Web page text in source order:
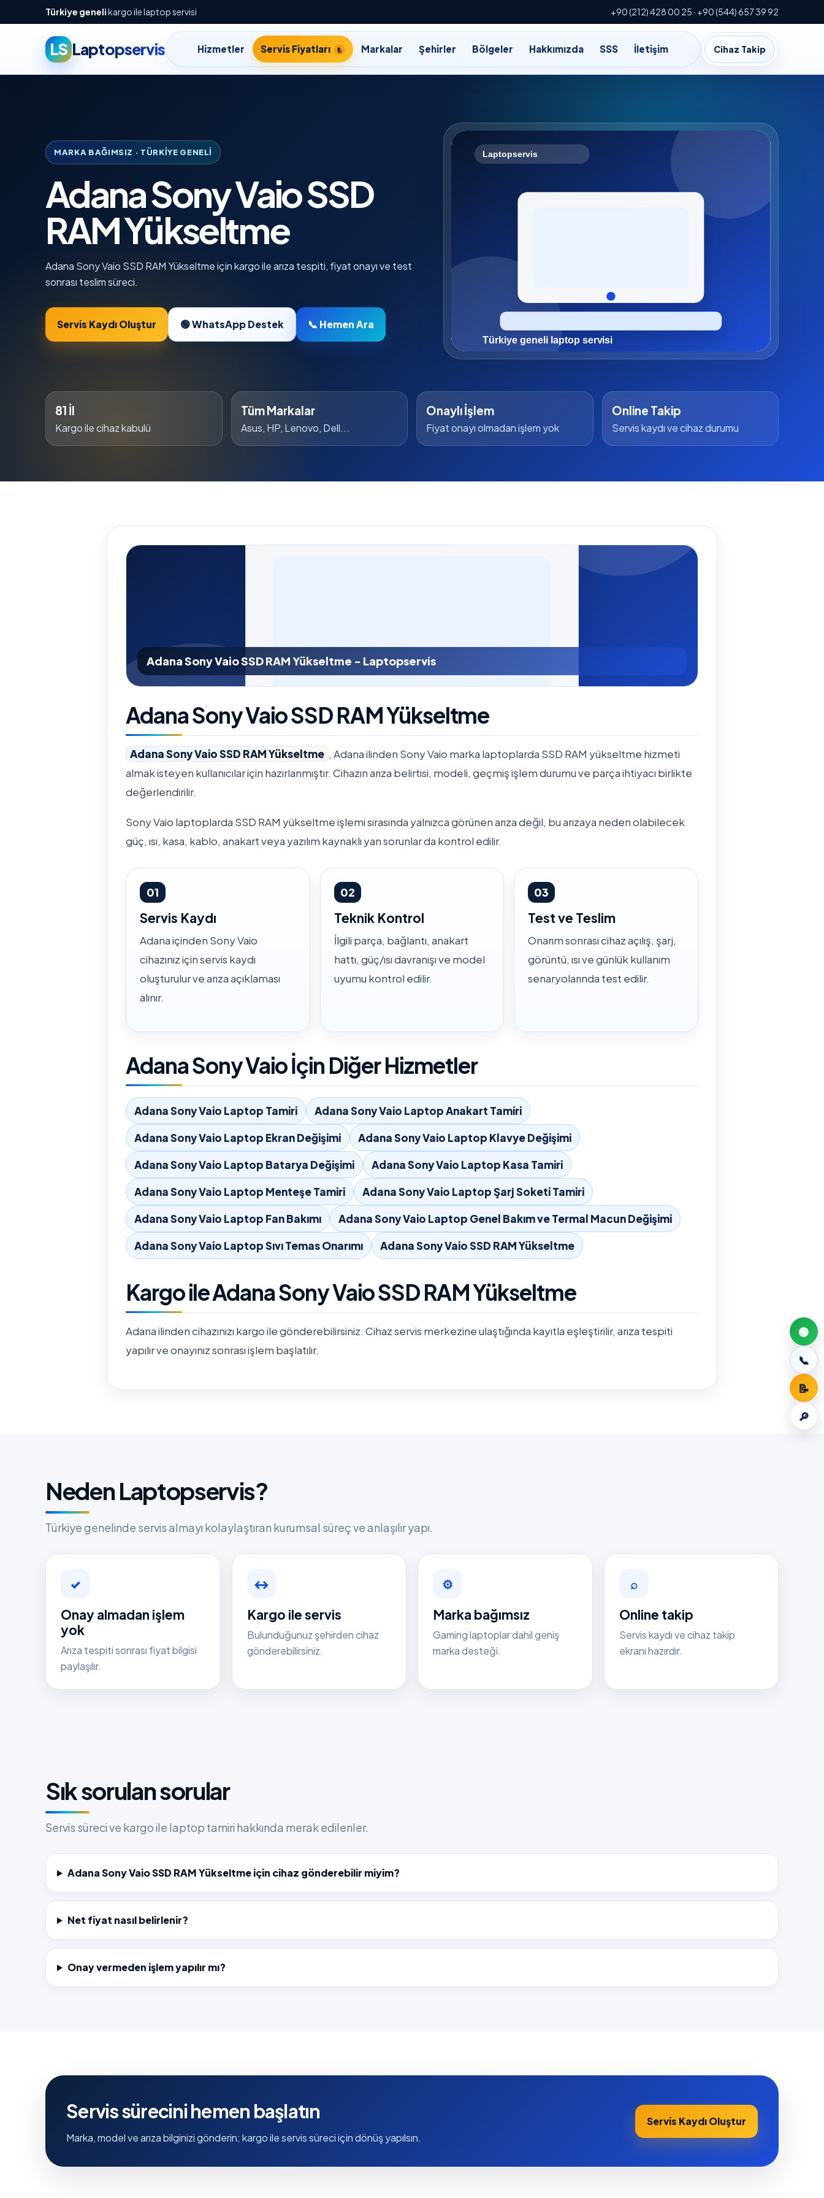
Türkiye genelikargo ile laptop servisi +90 (212) 428 00 25 · +90 (544) 657 39 92
LS Laptopservis Hizmetler Servis Fiyatları Markalar Şehirler Bölgeler Hakkımızda SSS İletişim Cihaz Takip
🟢
📞
📝
🔎
MARKA BAĞIMSIZ · TÜRKIYE GENELI
Adana Sony Vaio SSD
RAM Yükseltme
Adana Sony Vaio SSD RAM Yükseltme için kargo ile arıza tespiti, fiyat onayı ve test
sonrası teslim süreci.
Servis Kaydı Oluştur 🟢 WhatsApp Destek 📞 Hemen Ara
81 İl
Kargo ile cihaz kabulü
Tüm Markalar
Asus, HP, Lenovo, Dell...
Onaylı İşlem
Fiyat onayı olmadan işlem yok
Online Takip
Servis kaydı ve cihaz durumu
Adana Sony Vaio SSD RAM Yükseltme - Laptopservis
Adana Sony Vaio SSD RAM Yükseltme
Adana Sony Vaio SSD RAM Yükseltme , Adana ilinden Sony Vaio marka laptoplarda SSD RAM yükseltme hizmeti
almak isteyen kullanıcılar için hazırlanmıştır. Cihazın arıza belirtisi, modeli, geçmiş işlem durumu ve parça ihtiyacı birlikte
değerlendirilir.
Sony Vaio laptoplarda SSD RAM yükseltme işlemi sırasında yalnızca görünen arıza değil, bu arızaya neden olabilecek
güç, ısı, kasa, kablo, anakart veya yazılım kaynaklı yan sorunlar da kontrol edilir.
01
Servis Kaydı
Adana içinden Sony Vaio
cihazınız için servis kaydı
oluşturulur ve arıza açıklaması
alınır.
02
Teknik Kontrol
İlgili parça, bağlantı, anakart
hattı, güç/ısı davranışı ve model
uyumu kontrol edilir.
03
Test ve Teslim
Onarım sonrası cihaz açılış, şarj,
görüntü, ısı ve günlük kullanım
senaryolarında test edilir.
Adana Sony Vaio İçin Diğer Hizmetler
Adana Sony Vaio Laptop Tamiri
Adana Sony Vaio Laptop Anakart Tamiri
Adana Sony Vaio Laptop Ekran Değişimi
Adana Sony Vaio Laptop Klavye Değişimi
Adana Sony Vaio Laptop Batarya Değişimi
Adana Sony Vaio Laptop Kasa Tamiri
Adana Sony Vaio Laptop Menteşe Tamiri
Adana Sony Vaio Laptop Şarj Soketi Tamiri
Adana Sony Vaio Laptop Fan Bakımı
Adana Sony Vaio Laptop Genel Bakım ve Termal Macun Değişimi
Adana Sony Vaio Laptop Sıvı Temas Onarımı
Adana Sony Vaio SSD RAM Yükseltme
Kargo ile Adana Sony Vaio SSD RAM Yükseltme
Adana ilinden cihazınızı kargo ile gönderebilirsiniz. Cihaz servis merkezine ulaştığında kayıtla eşleştirilir, arıza tespiti
yapılır ve onayınız sonrası işlem başlatılır.
Neden Laptopservis?
Türkiye genelinde servis almayı kolaylaştıran kurumsal süreç ve anlaşılır yapı.
✓
Onay almadan işlem
yok
Arıza tespiti sonrası fiyat bilgisi
paylaşılır.
↔
Kargo ile servis
Bulunduğunuz şehirden cihaz
gönderebilirsiniz.
⚙
Marka bağımsız
Gaming laptoplar dahil geniş
marka desteği.
⌕
Online takip
Servis kaydı ve cihaz takip
ekranı hazırdır.
Sık sorulan sorular
Servis süreci ve kargo ile laptop tamiri hakkında merak edilenler.
Adana Sony Vaio SSD RAM Yükseltme için cihaz gönderebilir miyim?
Net fiyat nasıl belirlenir?
Onay vermeden işlem yapılır mı?
Servis sürecini hemen başlatın
Marka, model ve arıza bilginizi gönderin; kargo ile servis süreci için dönüş yapılsın.
Servis Kaydı Oluştur